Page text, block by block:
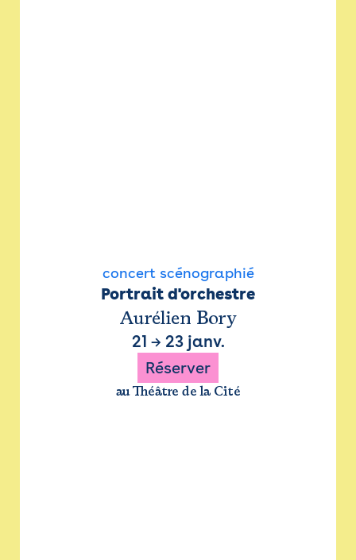
concert scénographié
Portrait d'orchestre
Aurélien Bory
21 → 23 janv.
Réserver
au Théâtre de la Cité